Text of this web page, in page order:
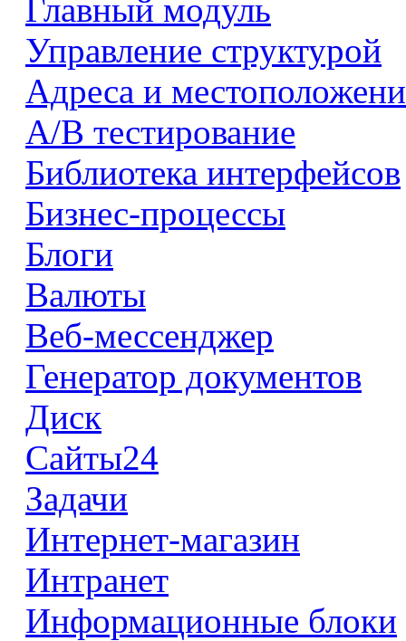
Главный модуль
Управление структурой
Адреса и
А/В тестирование
Библиотека интерфейсов
Бизнес-процессы
Блоги
Валюты
Веб-мессенджер
Генератор документов
Диск
Сайты24
Задачи
Интернет-магазин
Интранет
Информационные блоки